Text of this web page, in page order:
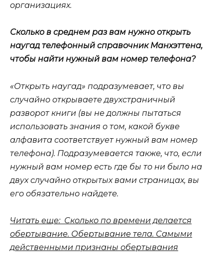
организациях.
Сколько в среднем раз вам нужно открыть
наугад телефонный справочник Манхэттена,
чтобы найти нужный вам номер телефона?
«Открыть наугад» подразумевает, что вы
случайно открываете двухстраничный
разворот книги (вы не должны пытаться
использовать знания о том, какой букве
алфавита соответствует нужный вам номер
телефона). Подразумевается также, что, если
нужный вам номер есть где бы то ни было на
двух случайно открытых вами страницах, вы
его обязательно найдете.
Читать еще: Сколько по времени делается
обертывание. Обертывание тела. Самыми
действенными признаны обертывания